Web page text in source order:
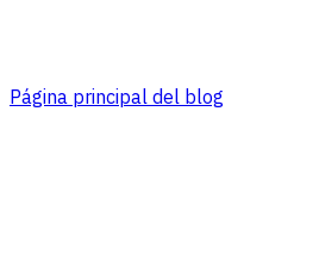
Página principal del blog